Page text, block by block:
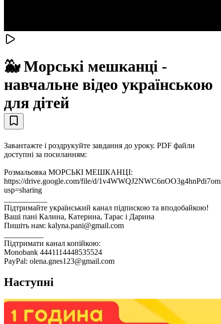
🐳 Морські мешканці -
навчальне відео українською
для дітей
Завантажте і роздрукуйте завдання до уроку. PDF файли
доступні за посиланням:
Розмальовка МОРСЬКІ МЕШКАНЦІ:
https://drive.google.com/file/d/
usp=sharing
Підтримайте український канал підпискою та вподобайкою!
Ваші пані Калина, Катерина, Тарас і Дарина
Пишіть нам: kalyna.pani@gmail.com
Підтримати канал копійкою:
Monobank 4441114448535524
PayPal: olena.gnes123@gmail.com
Наступні